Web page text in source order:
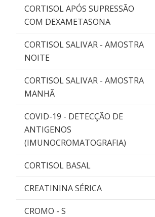
CORTISOL APÓS SUPRESSÃO
COM DEXAMETASONA
CORTISOL SALIVAR - AMOSTRA
NOITE
CORTISOL SALIVAR - AMOSTRA
MANHÃ
COVID-19 - DETECÇÃO DE
ANTIGENOS
(IMUNOCROMATOGRAFIA)
CORTISOL BASAL
CREATININA SÉRICA
CROMO - S